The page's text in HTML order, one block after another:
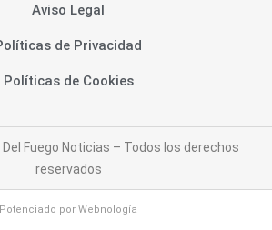
Aviso Legal
de Privacidad
Políticas de Cookies
Fuego Noticias – Todos los derechos
reservados
Potenciado por Webnología